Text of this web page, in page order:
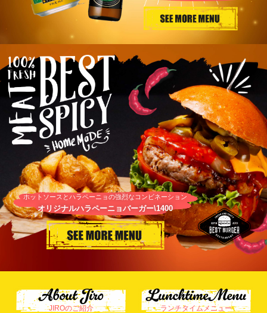
ホットソースとハラペーニョの強烈なコンビネーション
オリジナルハラペーニョバーガー\1400
About Jiro
JIROのご紹介
LunchtimeMenu
ランチタイムメニュー